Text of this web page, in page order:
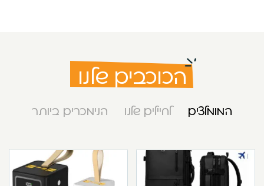
הכוכבים שלנו
המומלצים לחיילים שלנו הנימכרים ביותר